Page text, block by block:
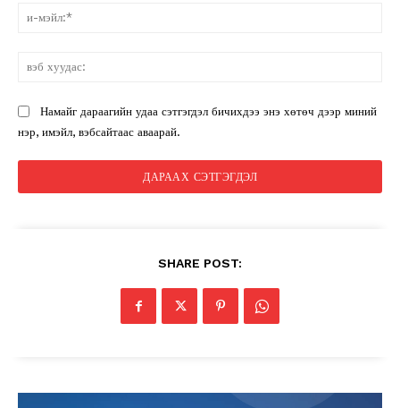
Намайг дараагийн удаа сэтгэгдэл бичихдээ энэ хөтөч дээр миний
нэр, имэйл, вэбсайтаас аваарай.
SHARE POST: